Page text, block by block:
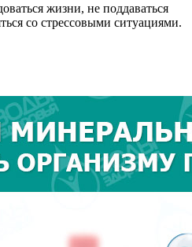
жизни, не поддаваться
со стрессовыми ситуациями.